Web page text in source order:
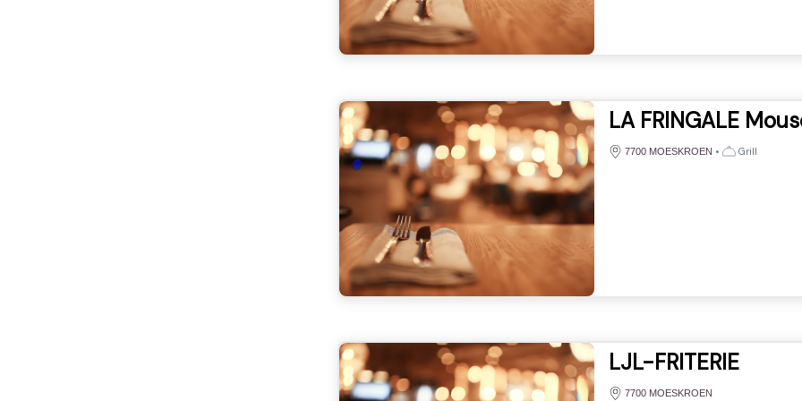
LA FRINGALE
7700 MOESKROEN • Grill
LJL-FRITERIE
7700 MOESKROEN